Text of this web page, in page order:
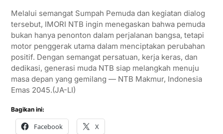
Melalui semangat Sumpah Pemuda dan kegiatan dialog
tersebut, IMORI NTB ingin menegaskan bahwa pemuda
bukan hanya penonton dalam perjalanan bangsa, tetapi
motor penggerak utama dalam menciptakan perubahan
positif. Dengan semangat persatuan, kerja keras, dan
dedikasi, generasi muda NTB siap melangkah menuju
masa depan yang gemilang — NTB Makmur, Indonesia
Emas 2045.(JA-LI)
Bagikan ini:
Facebook X